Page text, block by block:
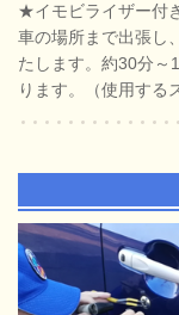
★イモビライザー付
車の場所まで出張し
たします。約30分
ります。（使用する